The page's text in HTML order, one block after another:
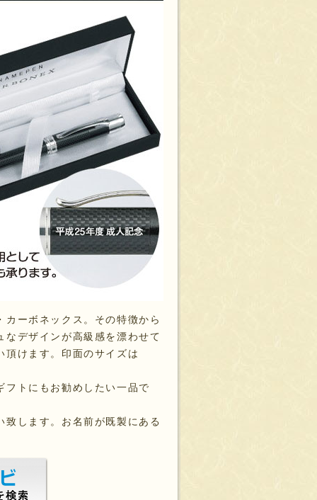
ーボネックス。その特徴から
デザインが高級感を漂わせて
頂けます。印面のサイズは
フトにもお勧めしたい一品で
します。お名前が既製にある